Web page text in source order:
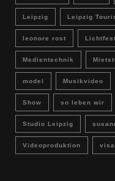
Leipzig Leipzig
leonore rost Lichtfest
Medientechnik
model Musikvideo
Show so leben wir
Studio Leipzig
Videoproduktion